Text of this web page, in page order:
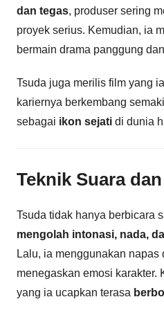
dan tegas, produser sering
proyek serius. Kemudian, ia
bermain drama panggung
Tsuda juga merilis film yang
kariernya berkembang
sebagai ikon sejati di dunia
Teknik Suara
Tsuda tidak hanya berbicara
mengolah intonasi, nada,
Lalu, ia menggunakan
menegaskan emosi karakter.
yang ia ucapkan terasa